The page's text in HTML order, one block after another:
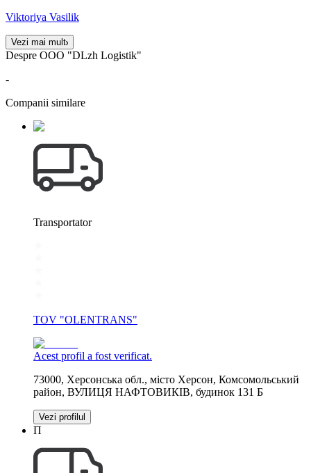
Viktoriya Vasilik
Vezi mai mult
Despre OOO "DLzh Logistik"
-
Companii similare
Transportator
TOV "OLENTRANS"
Acest profil a fost verificat.
73000, Херсонська обл., місто Херсон, Комсомольський
район, ВУЛИЦЯ НАФТОВИКІВ, будинок 131 Б
Vezi profilul
П